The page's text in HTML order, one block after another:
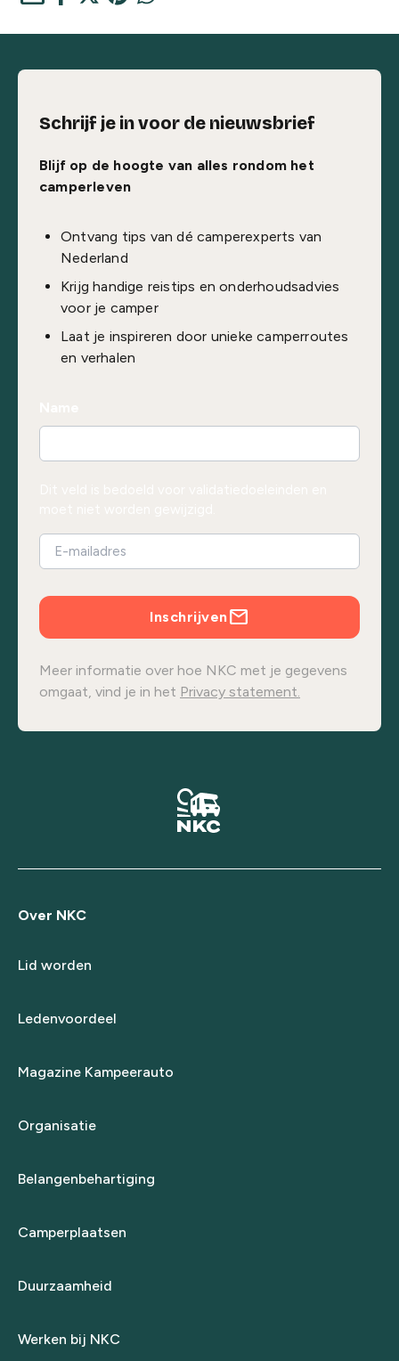
Schrijf je in voor de nieuwsbrief
Blijf op de hoogte van alles rondom het
camperleven
Ontvang tips van dé camperexperts van
Nederland
Krijg handige reistips en onderhoudsadvies
voor je camper
Laat je inspireren door unieke camperroutes
en verhalen
Inschrijven
Meer informatie over hoe NKC met je gegevens
omgaat, vind je in het Privacy statement.
Over NKC
Lid worden
Ledenvoordeel
Magazine Kampeerauto
Organisatie
Belangenbehartiging
Camperplaatsen
Duurzaamheid
Werken bij NKC